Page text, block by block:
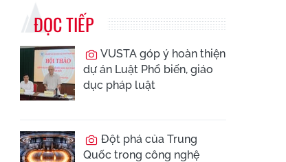
ĐỌC TIẾP
VUSTA góp ý hoàn thiện
dự án Luật Phổ biến, giáo
dục pháp luật
Đột phá của Trung
Quốc trong công nghệ